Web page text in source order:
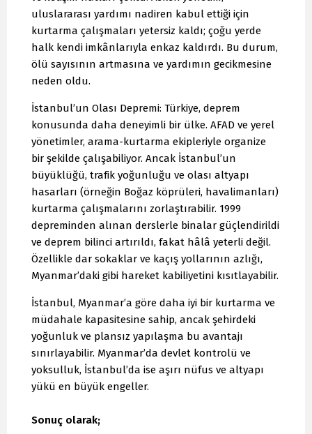
uluslararası yardımı nadiren kabul ettiği için
kurtarma çalışmaları yetersiz kaldı; çoğu yerde
halk kendi imkânlarıyla enkaz kaldırdı. Bu durum,
ölü sayısının artmasına ve yardımın gecikmesine
neden oldu.
İstanbul’un Olası Depremi: Türkiye, deprem
konusunda daha deneyimli bir ülke. AFAD ve yerel
yönetimler, arama-kurtarma ekipleriyle organize
bir şekilde çalışabiliyor. Ancak İstanbul’un
büyüklüğü, trafik yoğunluğu ve olası altyapı
hasarları (örneğin Boğaz köprüleri, havalimanları)
kurtarma çalışmalarını zorlaştırabilir. 1999
depreminden alınan derslerle binalar güçlendirildi
ve deprem bilinci artırıldı, fakat hâlâ yeterli değil.
Özellikle dar sokaklar ve kaçış yollarının azlığı,
Myanmar’daki gibi hareket kabiliyetini kısıtlayabilir.
İstanbul, Myanmar’a göre daha iyi bir kurtarma ve
müdahale kapasitesine sahip, ancak şehirdeki
yoğunluk ve plansız yapılaşma bu avantajı
sınırlayabilir. Myanmar’da devlet kontrolü ve
yoksulluk, İstanbul’da ise aşırı nüfus ve altyapı
yükü en büyük engeller.
Sonuç olarak;